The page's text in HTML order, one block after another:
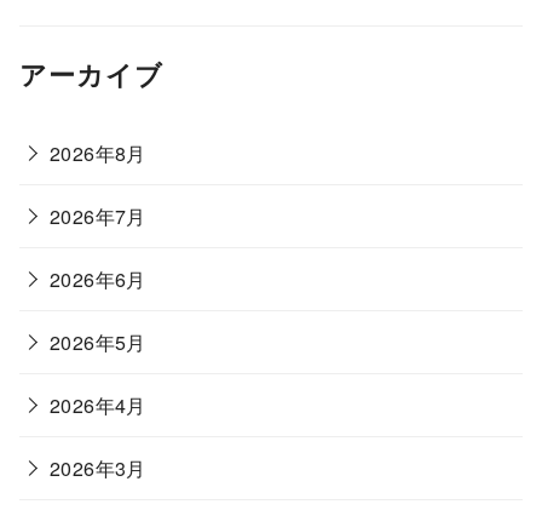
アーカイブ
2026年8月
2026年7月
2026年6月
2026年5月
2026年4月
2026年3月